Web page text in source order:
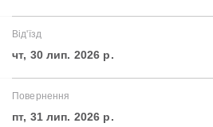
Від'їзд
чт, 30 лип. 2026 р.
Повернення
пт, 31 лип. 2026 р.